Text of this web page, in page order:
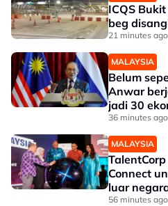
ICQS
beg
21 minutes ago
MALAYSIA
Belum
Anwar
jadi 30
36 minutes ago
MALAYSIA
Connect
luar
56 minutes ago